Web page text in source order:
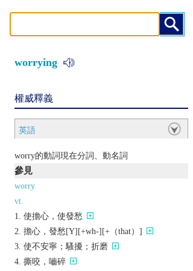
worrying
權威釋義
英語
worry的動詞現在分詞、動名詞
參見
worry
vt.
使擔心，使發愁
擔心，發愁[Y][+wh-][+（that）]
使不安寧；騷擾；折磨
撕咬，嚙碎